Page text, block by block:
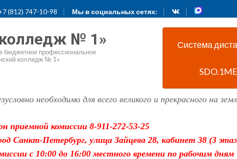
(812) 747-10-98 Мы в социальных сетях:
№ 1»
бюджетное профессиональное
колледж № 1»
Система
необходимо для всего великого и прекрасного на
приемной комиссии 8-911-272-53-25
Санкт-Петербург, улица Зайцева 28, кабинет 38 (3
с 10:00 до 16:00 местного времени по рабочим дням